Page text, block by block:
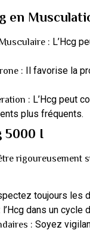
en
: L’Hcg
: Il favorise la
: L’Hcg peut
plus fréquents.
5000 I
rigoureusement
toujours les
l’Hcg dans un
: Soyez